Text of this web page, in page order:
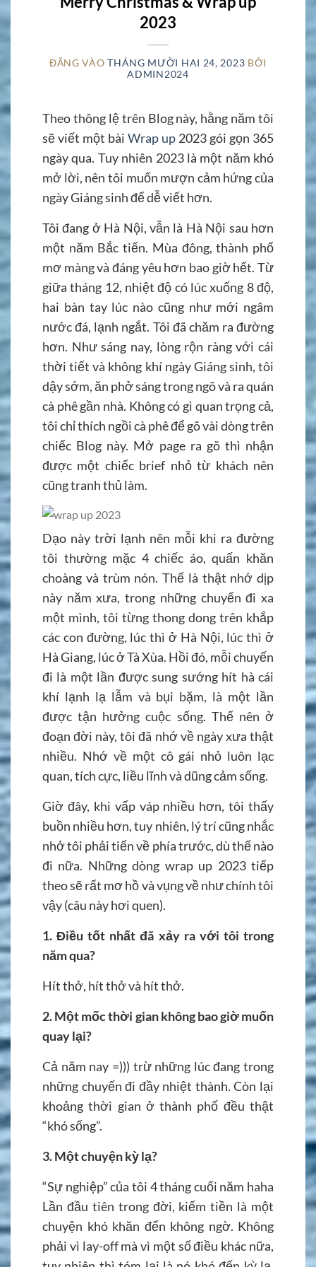
2023
ĐĂNG VÀOTHÁNG MƯỜI HAI 24, 2023 BỞI
ADMIN2024
Theo thông lệ trên Blog này, hằng năm tôi
sẽ viết một bài Wrap up 2023 gói gọn 365
ngày qua. Tuy nhiên 2023 là một năm khó
mở lời, nên tôi muốn mượn cảm hứng của
ngày Giáng sinh để dễ viết hơn.
Tôi đang ở Hà Nội, vẫn là Hà Nội sau hơn
một năm Bắc tiến. Mùa đông, thành phố
mơ màng và đáng yêu hơn bao giờ hết. Từ
giữa tháng 12, nhiệt độ có lúc xuống 8 độ,
hai bàn tay lúc nào cũng như mới ngâm
nước đá, lạnh ngắt. Tôi đã chăm ra đường
hơn. Như sáng nay, lòng rộn ràng với cái
thời tiết và không khí ngày Giáng sinh, tôi
dậy sớm, ăn phở sáng trong ngõ và ra quán
cà phê gần nhà. Không có gì quan trọng cả,
tôi chỉ thích ngồi cà phê để gõ vài dòng trên
chiếc Blog này. Mở page ra gõ thì nhận
được một chiếc brief nhỏ từ khách nên
cũng tranh thủ làm.
Dạo này trời lạnh nên mỗi khi ra đường
tôi thường mặc 4 chiếc áo, quấn khăn
choàng và trùm nón. Thế là thật nhớ dịp
này năm xưa, trong những chuyến đi xa
một mình, tôi từng thong dong trên khắp
các con đường, lúc thì ở Hà Nội, lúc thì ở
Hà Giang, lúc ở Tà Xùa. Hồi đó, mỗi chuyến
đi là một lần được sung sướng hít hà cái
khí lạnh lạ lẫm và bụi bặm, là một lần
được tận hưởng cuộc sống. Thế nên ở
đoạn đời này, tôi đã nhớ về ngày xưa thật
nhiều. Nhớ về một cô gái nhỏ luôn lạc
quan, tích cực, liều lĩnh và dũng cảm sống.
Giờ đây, khi vấp váp nhiều hơn, tôi thấy
buồn nhiều hơn, tuy nhiên, lý trí cũng nhắc
nhở tôi phải tiến về phía trước, dù thế nào
đi nữa. Những dòng wrap up 2023 tiếp
theo sẽ rất mơ hồ và vụng về như chính tôi
vậy (câu này hơi quen).
1. Điều tốt nhất đã xảy ra với tôi trong
năm qua?
Hít thở, hít thở và hít thở.
2. Một mốc thời gian không bao giờ muốn
quay lại?
Cả năm nay =))) trừ những lúc đang trong
những chuyến đi đầy nhiệt thành. Còn lại
khoảng thời gian ở thành phố đều thật
“khó sống”.
3. Một chuyện kỳ lạ?
“Sự nghiệp” của tôi 4 tháng cuối năm haha
Lần đầu tiên trong đời, kiếm tiền là một
chuyện khó khăn đến không ngờ. Không
phải vì lay-off mà vì một số điều khác nữa,